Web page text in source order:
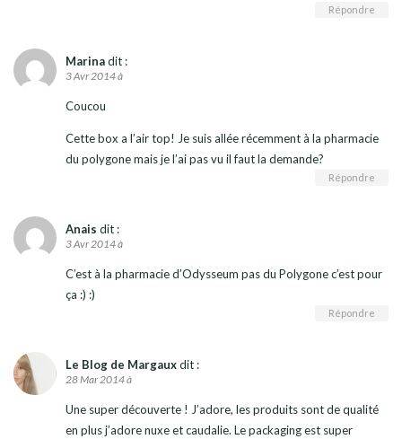
Répondre
Marinadit :
3 Avr 2014 à
Coucou
Cette box a l’air top! Je suis allée récemment à la pharmacie
du polygone mais je l’ai pas vu il faut la demande?
Répondre
Anais dit :
3 Avr 2014 à
C’est à la pharmacie d’Odysseum pas du Polygone c’est pour
ça :) :)
Répondre
Le Blog de Margauxdit :
28 Mar 2014 à
Une super découverte ! J’adore, les produits sont de qualité
en plus j’adore nuxe et caudalie. Le packaging est super